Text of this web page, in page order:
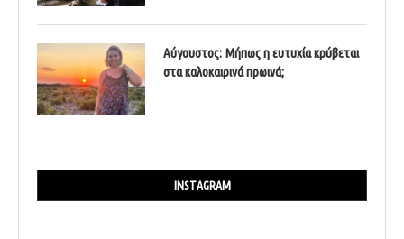
Αύγουστος: Μήπως η ευτυχία κρύβεται
στα καλοκαιρινά πρωινά;
INSTAGRAM